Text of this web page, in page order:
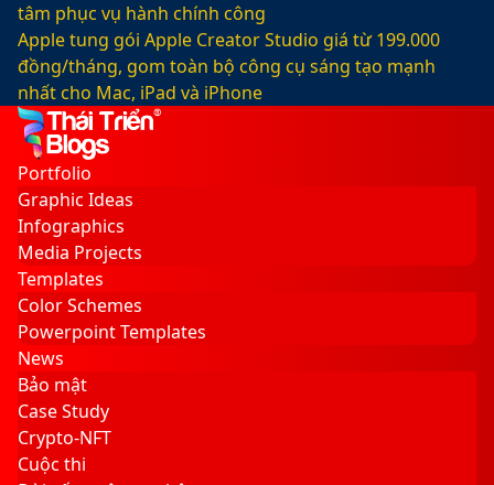
tâm phục vụ hành chính công
Apple tung gói Apple Creator Studio giá từ 199.000
đồng/tháng, gom toàn bộ công cụ sáng tạo mạnh
nhất cho Mac, iPad và iPhone
Facebook
X
LinkedIn
YouTube
Google
Play
Sidebar
Switch
skin
Portfolio
Graphic Ideas
Infographics
Media Projects
Templates
Color Schemes
Powerpoint Templates
News
Bảo mật
Case Study
Crypto-NFT
Cuộc thi